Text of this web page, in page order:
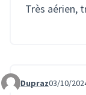
Très aérien,
Commentaire 2244
Dupraz03/10/